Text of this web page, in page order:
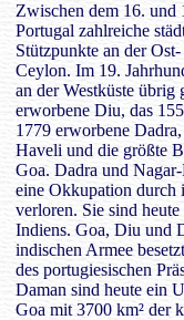
Zwischen dem 16. und
Portugal zahlreiche
Stützpunkte an der
Ceylon. Im 19.
an der Westküste übrig
erworbene Diu, das
1779 erworbene
Haveli und die größte
Goa. Dadra und
eine Okkupation durch
verloren. Sie sind
Indiens. Goa, Diu und
indischen Armee
des portugiesischen
Daman sind heute ein
Goa mit 3700 km² der